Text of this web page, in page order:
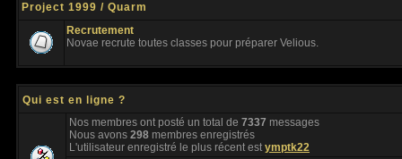
Project 1999 / Quarm
Recrutement
Novae recrute toutes classes pour préparer Velious.
Qui est en ligne ?
Nos membres ont posté un total de 7337 messages
Nous avons 298 membres enregistrés
L'utilisateur enregistré le plus récent estymptk22